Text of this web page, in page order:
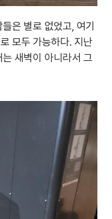
은 별로 없었고, 여기
모두 가능하다. 지난
새벽이 아니라서 그